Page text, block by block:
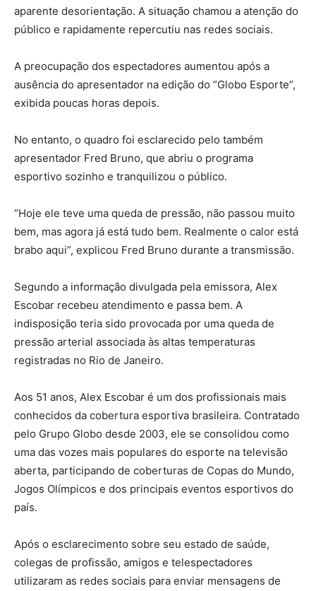
aparente desorientação. A situação chamou a atenção do
público e rapidamente repercutiu nas redes sociais.
A preocupação dos espectadores aumentou após a
ausência do apresentador na edição do “Globo Esporte”,
exibida poucas horas depois.
No entanto, o quadro foi esclarecido pelo também
apresentador Fred Bruno, que abriu o programa
esportivo sozinho e tranquilizou o público.
“Hoje ele teve uma queda de pressão, não passou muito
bem, mas agora já está tudo bem. Realmente o calor está
brabo aqui”, explicou Fred Bruno durante a transmissão.
Segundo a informação divulgada pela emissora, Alex
Escobar recebeu atendimento e passa bem. A
indisposição teria sido provocada por uma queda de
pressão arterial associada às altas temperaturas
registradas no Rio de Janeiro.
Aos 51 anos, Alex Escobar é um dos profissionais mais
conhecidos da cobertura esportiva brasileira. Contratado
pelo Grupo Globo desde 2003, ele se consolidou como
uma das vozes mais populares do esporte na televisão
aberta, participando de coberturas de Copas do Mundo,
Jogos Olímpicos e dos principais eventos esportivos do
país.
Após o esclarecimento sobre seu estado de saúde,
colegas de profissão, amigos e telespectadores
utilizaram as redes sociais para enviar mensagens de